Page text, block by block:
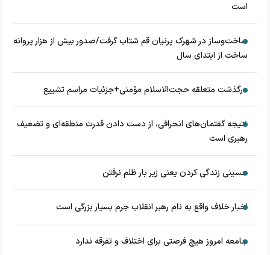
است
ساخت‌وساز در شهرک پرنیان قم شتاب گرفت/صدور بیش از هزار پروانه
ساخت از ابتدای سال
درگذشت متعلقه حجت‌الاسلام مؤمنی+جزئیات مراسم تشییع
نتیجه گفتمان‌های انحرافی، از دست دادن قدرت منطقه‌ای و تضعیف
رهبری است
حسینی زندگی کردن یعنی زیر بار ظلم نرفتن
اخبار خلاف واقع به نام رهبر انقلاب جرم بسیار بزرگی است
جامعه امروز هیچ فرصتی برای اختلاف و تفرقه ندارد